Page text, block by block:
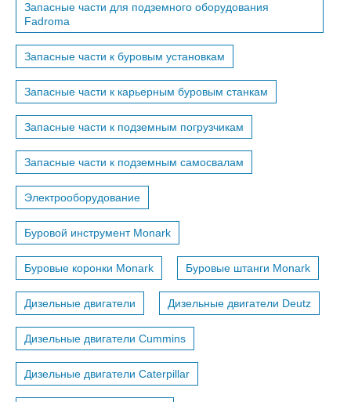
Запасные части для подземного оборудования
Fadroma
Запасные части к буровым установкам
Запасные части к карьерным буровым станкам
Запасные части к подземным погрузчикам
Запасные части к подземным самосвалам
Электрооборудование
Буровой инструмент Monark
Буровые коронки Monark Буровые штанги Monark
Дизельные двигатели Дизельные двигатели Deutz
Дизельные двигатели Cummins
Дизельные двигатели Caterpillar